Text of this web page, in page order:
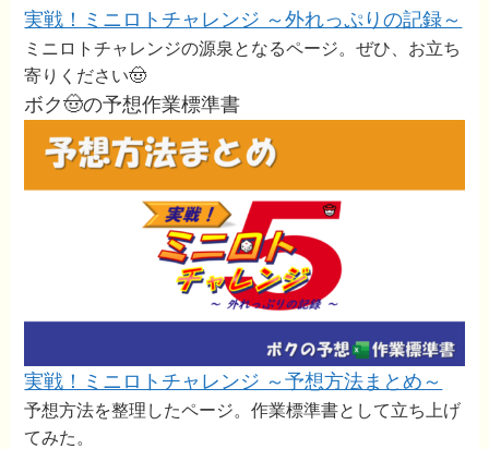
実戦！ミニロトチャレンジ ～外れっぷりの記録～
ミニロトチャレンジの源泉となるページ。ぜひ、お立ち
寄りください🤠
ボク🤠の予想作業標準書
実戦！ミニロトチャレンジ ～予想方法まとめ～
予想方法を整理したページ。作業標準書として立ち上げ
てみた。